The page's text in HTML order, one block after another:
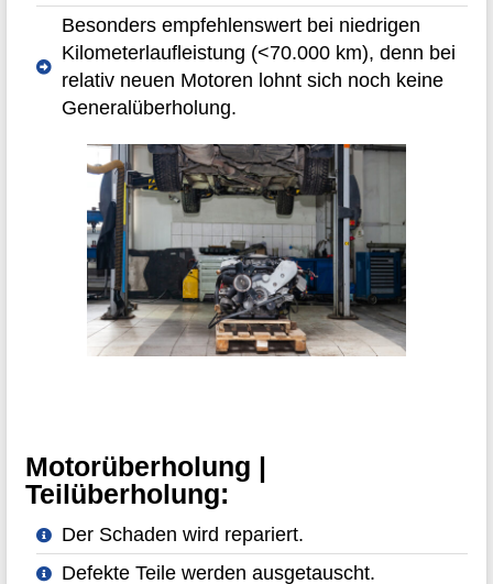
Besonders empfehlenswert bei niedrigen
Kilometerlaufleistung (<70.000 km), denn bei
relativ neuen Motoren lohnt sich noch keine
Generalüberholung.
Motorüberholung |
Teilüberholung:
Der Schaden wird repariert.
Defekte Teile werden ausgetauscht.